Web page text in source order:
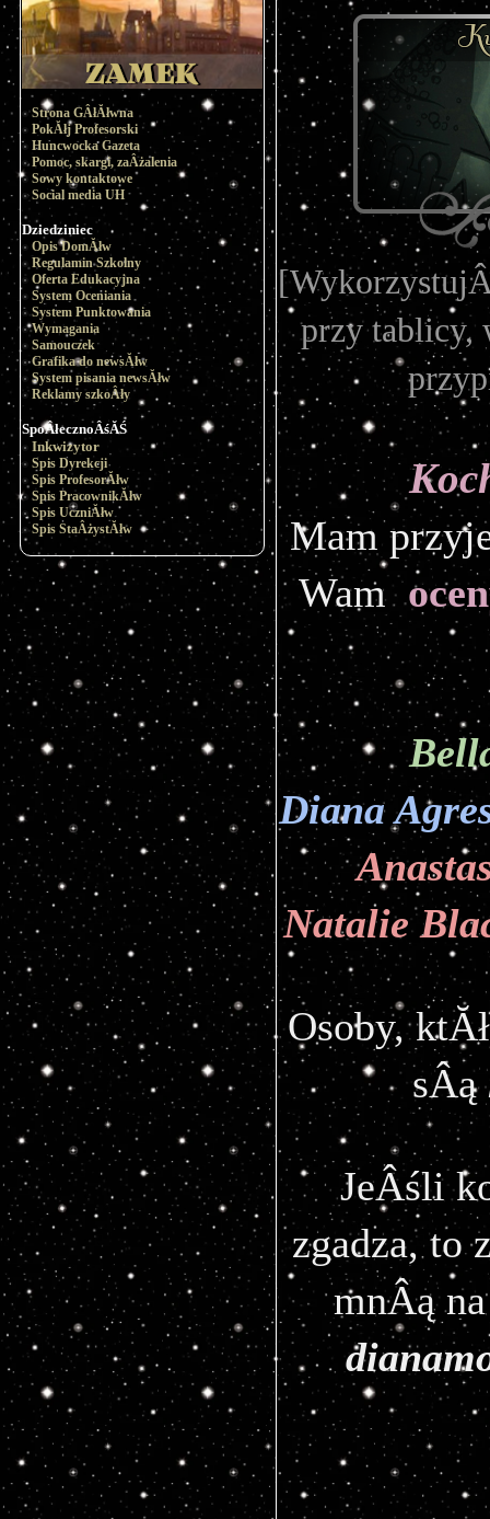
Strona GÂłĂłwna
PokĂłj Profesorski
Huncwocka Gazeta
Pomoc, skargi, zaÂżalenia
Sowy kontaktowe
Social media UH
Dziedziniec
Opis DomĂłw
Regulamin Szkolny
Oferta Edukacyjna
System Oceniania
System Punktowania
Wymagania
Samouczek
Grafika do newsĂłw
System pisania newsĂłw
Reklamy szkoÂły
SpoÂłecznoÂśĂŚ
Inkwizytor
Spis Dyrekcji
Spis ProfesorĂłw
Spis PracownikĂłw
Spis UczniĂłw
Spis StaÂżystĂłw
przy tablicy,
Mam
Wam
Diana
Natalie
Osoby,
sÂą
JeÂśli
zgadza, to